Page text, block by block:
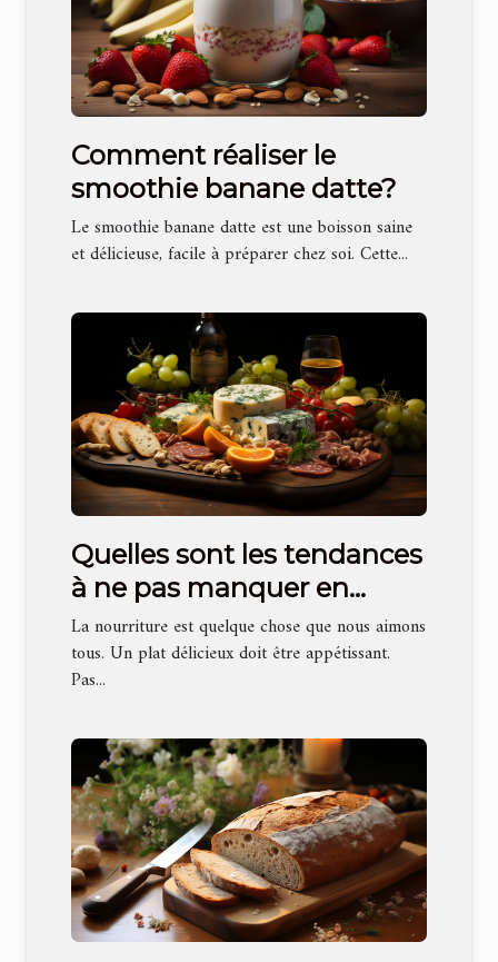
Comment réaliser le
smoothie banane datte?
Le smoothie banane datte est une boisson saine
et délicieuse, facile à préparer chez soi. Cette...
Quelles sont les tendances
à ne pas manquer en
matière de photographie
culinaire ?
La nourriture est quelque chose que nous aimons
tous. Un plat délicieux doit être appétissant.
Pas...